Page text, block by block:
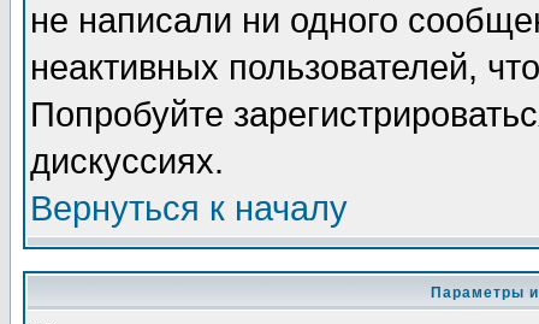
не написали ни одного
неактивных пользователей,
Попробуйте
дискуссиях.
Вернуться к началу
Параметры